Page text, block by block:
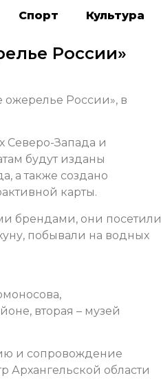
Спорт Культура
России»
России», в
Северо-Запада и
будут изданы
а также создано
карты.
брендами, они посетили
побывали на водных
вторая – музей
и сопровождение
области